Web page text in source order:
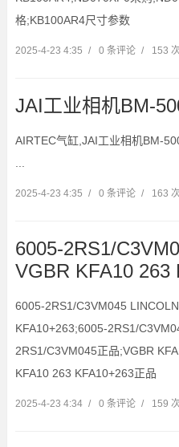
格;KB100AR4尺寸参数
2025-4-23 4:35 / 0 条评论 / 153
JAI工业相机BM-
AIRTEC气缸,JAI工业相机BM-
2025-4-23 4:35 / 0 条评论 / 163
6005-2RS1/
VGBR KFA10 263
6005-2RS1/C3VM045
KFA10+263;6005-2RS1/
2RS1/C3VM045正品;VGBR
KFA10 263 KFA10+263正品
2025-4-23 4:34 / 0 条评论 / 159